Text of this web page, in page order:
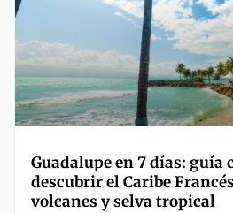
Guadalupe en 7 días: guía
descubrir el Caribe
volcanes y selva tropical